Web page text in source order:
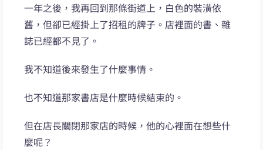
一年之後，我再回到那條街道上，白色的裝潢依
舊，但卻已經掛上了招租的牌子。店裡面的書、雜
誌已經都不見了。
我不知道後來發生了什麼事情。
也不知道那家書店是什麼時候結束的。
但在店長關閉那家店的時候，他的心裡面在想些什
麼呢？